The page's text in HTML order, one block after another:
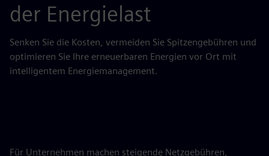
der Energielast
Senken Sie die Kosten, vermeiden Sie Spitzengebühren und
optimieren Sie Ihre erneuerbaren Energien vor Ort mit
intelligentem Energiemanagement.
Für Unternehmen machen steigende Netzgebühren,